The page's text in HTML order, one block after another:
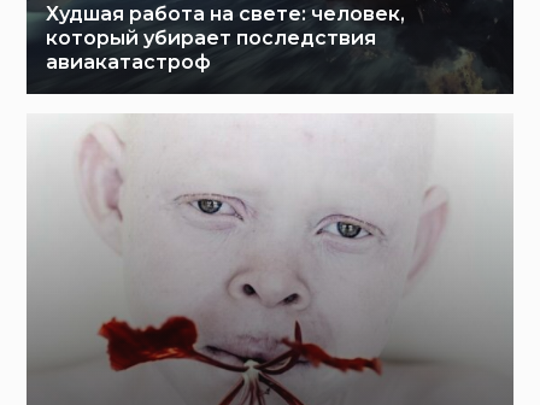
Худшая работа на свете: человек,
который убирает последствия
авиакатастроф